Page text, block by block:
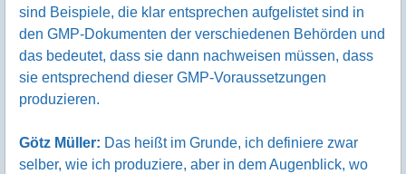
sind Beispiele, die klar entsprechen aufgelistet sind in
den GMP-Dokumenten der verschiedenen Behörden und
das bedeutet, dass sie dann nachweisen müssen, dass
sie entsprechend dieser GMP-Voraussetzungen
produzieren.
Götz Müller: Das heißt im Grunde, ich definiere zwar
selber, wie ich produziere, aber in dem Augenblick, wo